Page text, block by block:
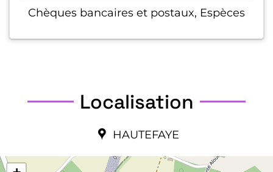
Chèques bancaires et postaux, Espèces
Localisation
HAUTEFAYE